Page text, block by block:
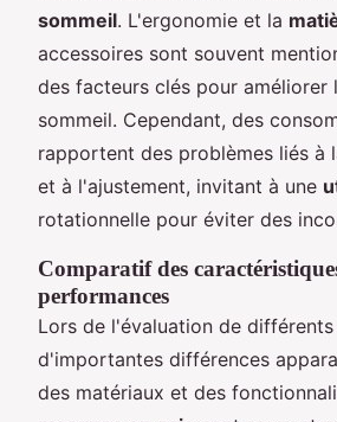
sommeil. L'ergonomie et la
accessoires sont souvent
des facteurs clés pour améliorer
sommeil. Cependant, des
rapportent des problèmes liés à
et à l'ajustement, invitant à une
rotationnelle pour éviter des
Comparatif des
performances
Lors de l'évaluation de différents
d'importantes différences
des matériaux et des